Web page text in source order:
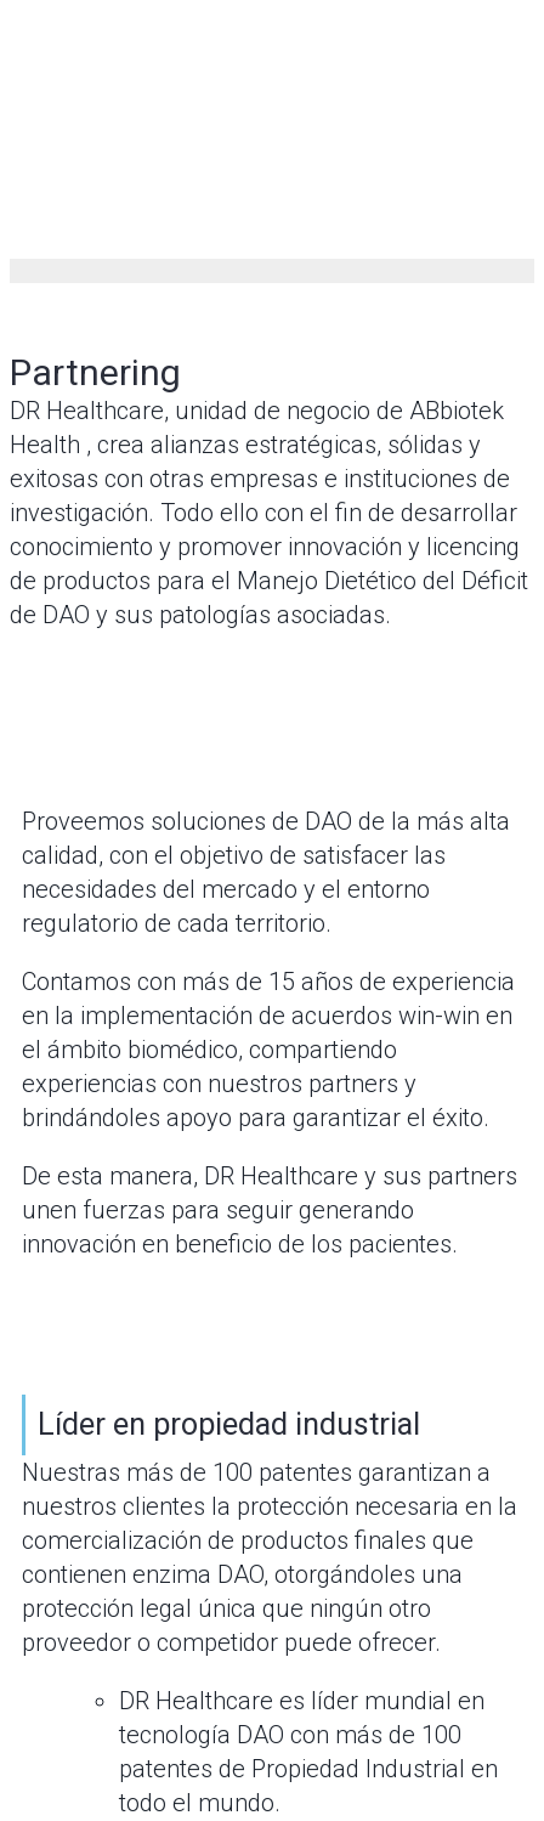
Partnering
DR Healthcare, unidad de negocio de ABbiotek
Health , crea alianzas estratégicas, sólidas y
exitosas con otras empresas e instituciones de
investigación. Todo ello con el fin de desarrollar
conocimiento y promover innovación y licencing
de productos para el Manejo Dietético del Déficit
de DAO y sus patologías asociadas.
Proveemos soluciones de DAO de la más alta
calidad, con el objetivo de satisfacer las
necesidades del mercado y el entorno
regulatorio de cada territorio.
Contamos con más de 15 años de experiencia
en la implementación de acuerdos win-win en
el ámbito biomédico, compartiendo
experiencias con nuestros partners y
brindándoles apoyo para garantizar el éxito.
De esta manera, DR Healthcare y sus partners
unen fuerzas para seguir generando
innovación en beneficio de los pacientes.
Líder en propiedad industrial
Nuestras más de 100 patentes garantizan a
nuestros clientes la protección necesaria en la
comercialización de productos finales que
contienen enzima DAO, otorgándoles una
protección legal única que ningún otro
proveedor o competidor puede ofrecer.
DR Healthcare es líder mundial en
tecnología DAO con más de 100
patentes de Propiedad Industrial en
todo el mundo.